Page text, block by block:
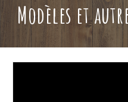
Modèles et